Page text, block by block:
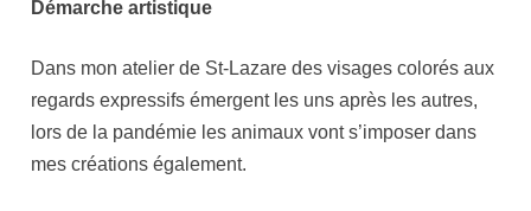
Démarche artistique
Dans mon atelier de St-Lazare des visages colorés aux
regards expressifs émergent les uns après les autres,
lors de la pandémie les animaux vont s’imposer dans
mes créations également.